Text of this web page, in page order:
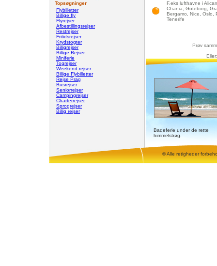
Topsøgninger
Flybilletter
Billige fly
Flyrejser
Afbestillingsrejser
Restrejser
Fritidsrejser
Krydstogter
Billigrejser
Billige Rejser
Miniferie
Togrejser
Weekend-rejser
Billige Flybilletter
Rejse Prag
Busrejser
Seniorrejser
Campingrejser
Charterrejser
Sprogrejser
Billig rejser
F.eks lufthavne i
Chania, Göteborg,
Bergamo, Nice, Oslo,
Tenerife
Prøv
Badeferie under de rette
himmelstrøg.
© Alle retigheder